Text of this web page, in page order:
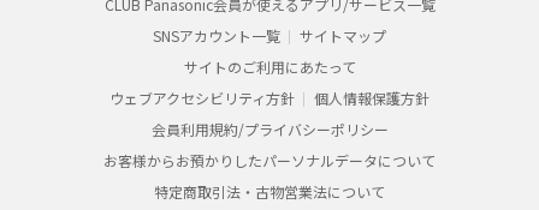
CLUB Panasonic会員が使えるアプリ/サービス一覧
SNSアカウント一覧
サイトマップ
サイトのご利用にあたって
ウェブアクセシビリティ方針
個人情報保護方針
会員利用規約/プライバシーポリシー
お客様からお預かりしたパーソナルデータについて
特定商取引法・古物営業法について